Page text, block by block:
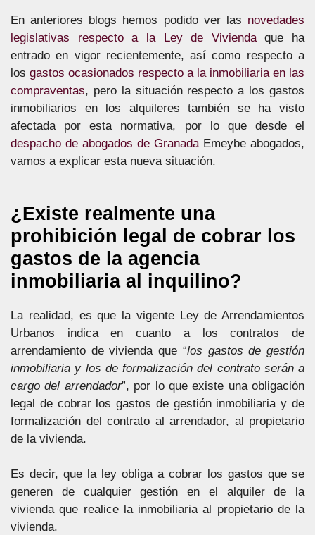
En anteriores blogs hemos podido ver las novedades
legislativas respecto a la Ley de Viviendaque ha
entrado en vigor recientemente, así como respecto a
los gastos ocasionados respecto a la inmobiliaria en las
compraventas, pero la situación respecto a los gastos
inmobiliarios en los alquileres también se ha visto
afectada por esta normativa, por lo que desde el
despacho de abogados de GranadaEmeybe abogados,
vamos a explicar esta nueva situación.
¿Existe realmente una
prohibición legal de cobrar los
gastos de la agencia
inmobiliaria al inquilino?
La realidad, es que la vigente Ley de Arrendamientos
Urbanos indica en cuanto a los contratos de
arrendamiento de vivienda que “los gastos de gestión
inmobiliaria y los de formalización del contrato serán a
cargo del arrendador”, por lo que existe una obligación
legal de cobrar los gastos de gestión inmobiliaria y de
formalización del contrato al arrendador, al propietario
de la vivienda.
Es decir, que la ley obliga a cobrar los gastos que se
generen de cualquier gestión en el alquiler de la
vivienda que realice la inmobiliaria al propietario de la
vivienda.